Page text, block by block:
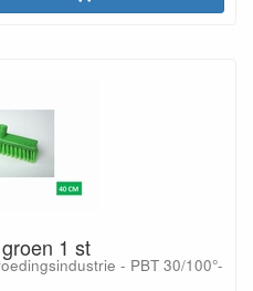
1 st
- PBT 30/100°-